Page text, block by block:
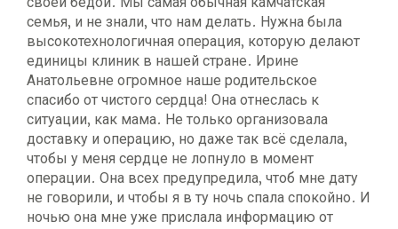
семья, и не знали, что нам делать. Нужна была
высокотехнологичная операция, которую делают
единицы клиник в нашей стране. Ирине
Анатольевне огромное наше родительское
спасибо от чистого сердца! Она отнеслась к
ситуации, как мама. Не только организовала
доставку и операцию, но даже так всё сделала,
чтобы у меня сердце не лопнуло в момент
операции. Она всех предупредила, чтоб мне дату
не говорили, и чтобы я в ту ночь спала спокойно. И
ночью она мне уже прислала информацию от